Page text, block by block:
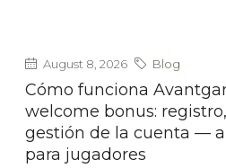
August 8, 2026 Blog
Cómo funciona
welcome bonus:
gestión de la cuenta —
para jugadores